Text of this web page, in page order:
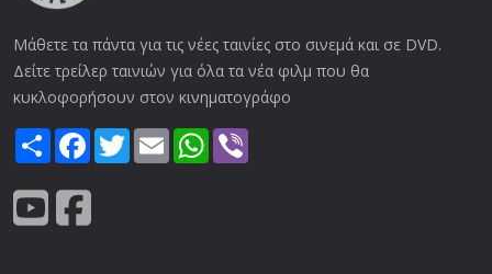
Μάθετε τα πάντα για τις νέες ταινίες στο σινεμά και σε DVD.
Δείτε τρείλερ ταινιών για όλα τα νέα φιλμ που θα
κυκλοφορήσουν στον κινηματογράφο
ShareFacebook
TwitterEmail WhatsApp